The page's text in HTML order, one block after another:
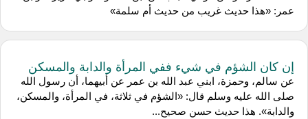
عمر: «هذا حديث غريب من حديث أم سلمة»
إن كان الشؤم في شيء ففي المرأة والدابة والمسكن
عن سالم، وحمزة، ابني عبد الله بن عمر عن أبيهما، أن رسول الله
صلى الله عليه وسلم قال: «الشؤم في ثلاثة، في المرأة، والمسكن،
والدابة». هذا حديث حسن صحيح...